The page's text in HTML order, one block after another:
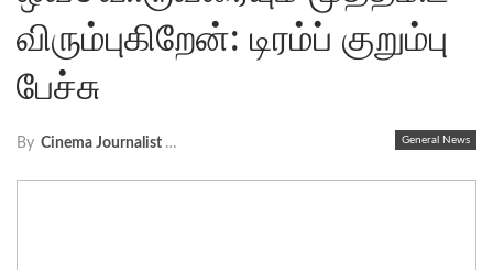
விரும்புகிறேன்: டிரம்ப் குறும்பு
பேச்சு
General News
By Cinema Journalist Union